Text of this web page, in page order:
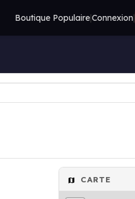
Boutique Populaire|Connexion|
CARTE